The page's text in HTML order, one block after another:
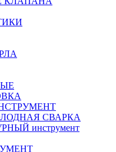
СВАРКА
инструмент